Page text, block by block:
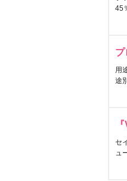
45
プ
用
途
セ
ュ